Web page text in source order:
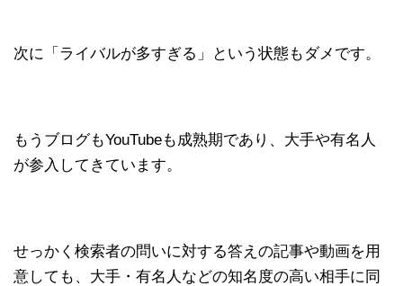
次に「ライバルが多すぎる」という状態もダメです。
もうブログもYouTubeも成熟期であり、大手や有名人
が参入してきています。
せっかく検索者の問いに対する答えの記事や動画を用
意しても、大手・有名人などの知名度の高い相手に同